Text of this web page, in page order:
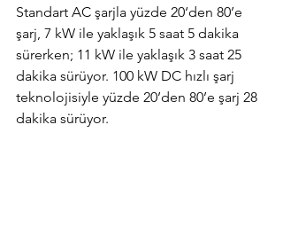
Standart AC şarjla yüzde 20‘den 80’e
şarj, 7 kW ile yaklaşık 5 saat 5 dakika
sürerken; 11 kW ile yaklaşık 3 saat 25
dakika sürüyor. 100 kW DC hızlı şarj
teknolojisiyle yüzde 20’den 80’e şarj 28
dakika sürüyor.